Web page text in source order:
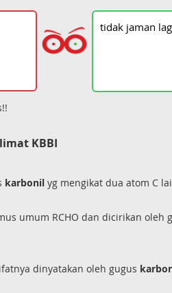
tidak jaman
KBBI
karbonilyg mengikat dua atom C
umum RCHO dan dicirikan oleh
dinyatakan oleh gugus